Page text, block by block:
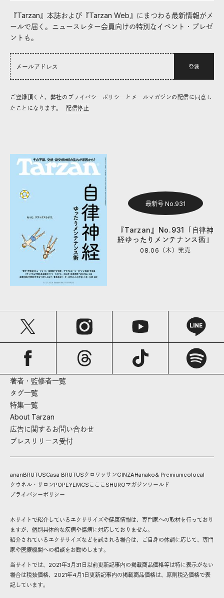
『Tarzan』本誌および『Tarzan Web』にまつわる最新情報がメ
ールで届く。ニュースレター会員向けの特別なイベント・プレゼ
ントも。
登録
ご登録頂くと、弊社のプライバシーポリシーとメールマガジンの配信に同意し
たことになります。
配信停止
最新号 No.931
『Tarzan』No.931「自律神
経ゆったりメンテナンス術」
08.06（木）発売
著者・監修者一覧
タグ一覧
特集一覧
About Tarzan
広告に関するお問い合わせ
プレスリリース受付
ananBRUTUSCasa BRUTUS クロワッサンGINZAHanako& Premiumcolocal
クウネル・サロンPOPEYEMCS こここ SHUROマガジンワールド
プライバシーポリシー
本サイトで紹介しているエクササイズや健康情報は、専門家への取材を行っており
ますが、個別具体的な疾病や傷病に対応しておりません。
紹介されているエクササイズなどを試される場合は、ご自身の体調に応じて、専門
家や医療機関への相談をお勧めします。
当サイトでは、2021年3月31日以前更新記事内の掲載商品価格等は特に表示がない
場合は税抜価格、2021年4月1日更新記事内の掲載商品価格は、原則税込価格で表
記しています。